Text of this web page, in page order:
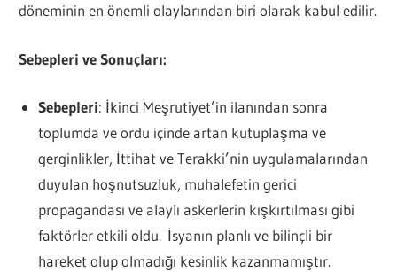
döneminin en önemli olaylarından biri olarak kabul edilir.
Sebepleri ve Sonuçları:
Sebepleri: İkinci Meşrutiyet’in ilanından sonra
toplumda ve ordu içinde artan kutuplaşma ve
gerginlikler, İttihat ve Terakki’nin uygulamalarından
duyulan hoşnutsuzluk, muhalefetin gerici
propagandası ve alaylı askerlerin kışkırtılması gibi
faktörler etkili oldu. İsyanın planlı ve bilinçli bir
hareket olup olmadığı kesinlik kazanmamıştır.